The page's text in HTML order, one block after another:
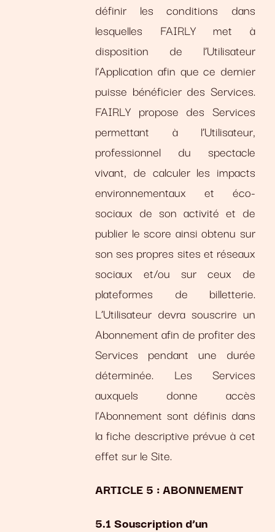
définir les conditions dans
lesquelles FAIRLY met à
disposition de l’Utilisateur
l’Application afin que ce dernier
puisse bénéficier des Services.
FAIRLY propose des Services
permettant à l’Utilisateur,
professionnel du spectacle
vivant, de calculer les impacts
environnementaux et éco-
sociaux de son activité et de
publier le score ainsi obtenu sur
son ses propres sites et réseaux
sociaux et/ou sur ceux de
plateformes de billetterie.
L’Utilisateur devra souscrire un
Abonnement afin de profiter des
Services pendant une durée
déterminée. Les Services
auxquels donne accès
l’Abonnement sont définis dans
la fiche descriptive prévue à cet
effet sur le Site.
ARTICLE 5 : ABONNEMENT
5.1 Souscription d’un